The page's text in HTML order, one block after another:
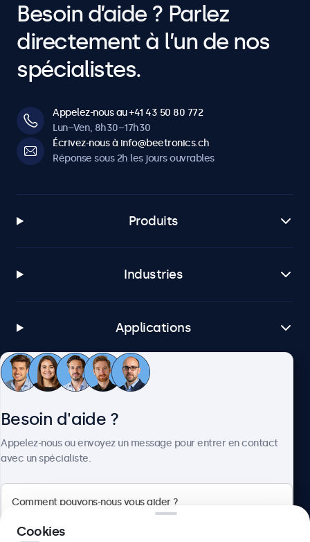
Besoin d’aide ? Parlez
directement à l’un de nos
spécialistes.
Appelez-nous au +41 43 50 80 772
Lun–Ven, 8h30–17h30
Écrivez-nous à info@beetronics.ch
Réponse sous 2h les jours ouvrables
Produits
Industries
Applications
Service client
Besoin d'aide ?
Appelez-nous ou envoyez un message pour entrer en contact
avec un spécialiste.
Cookies